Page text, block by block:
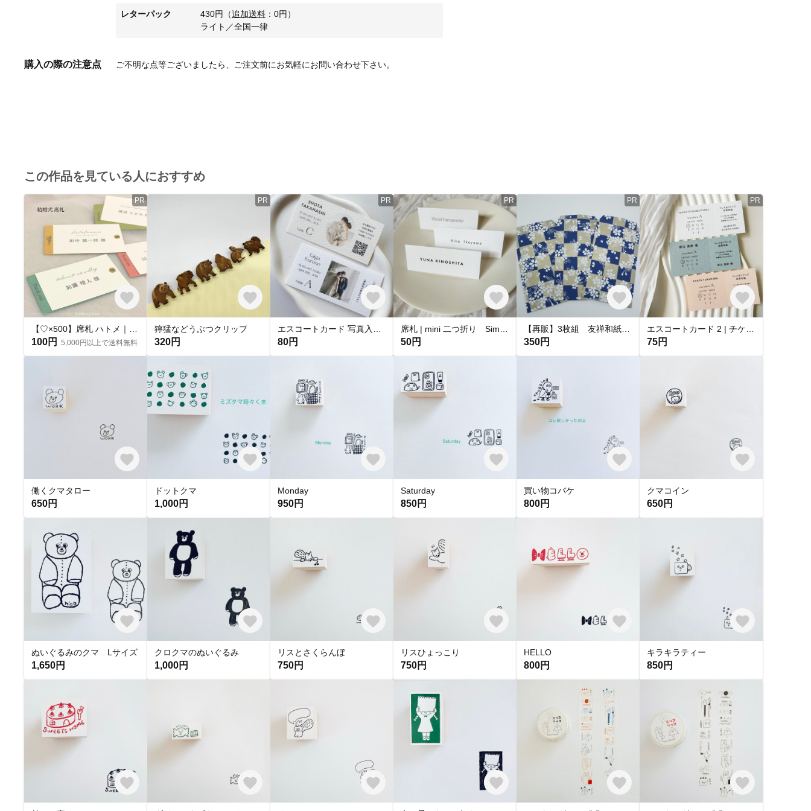
レターパック 430円 （追加送料 ： 0円）
ライト／全国一律
購入の際の注意点 ご不明な点等ございましたら、ご注文前にお気軽にお問い合わせ下さい。
この作品を見ている人におすすめ
PR
100円 5,000円以上で送料無料
PR
獰猛などうぶつクリップ
320円
PR
80円
PR
50円
PR
350円
PR
75円
働くクマタロー
650円
ドットクマ
1,000円
Monday
950円
Saturday
850円
買い物コバケ
800円
クマコイン
650円
ぬいぐるみのクマ Lサイズ
1,650円
クロクマのぬいぐるみ
1,000円
リスとさくらんぼ
750円
リスひょっこり
750円
HELLO
800円
キラキラティー
850円